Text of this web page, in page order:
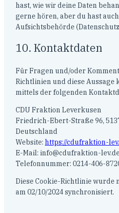
hast, wie wir deine Daten
gerne hören, aber du hast
Aufsichtsbehörde
10. Kontaktdaten
Für Fragen und/oder
Richtlinien und diese Aussage
mittels der folgenden
CDU Fraktion Leverkusen
Friedrich-Ebert-Straße 96,
Deutschland
Website: https://cdufraktion-
E-Mail: info@cdufraktion-lev.de
Telefonnummer: 0214-406-
Diese Cookie-Richtlinie wurde
am 02/10/2024 synchronisiert.